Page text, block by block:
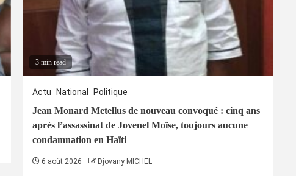
3 min read
Actu National Politique
Jean Monard Metellus de nouveau convoqué : cinq ans
après l’assassinat de Jovenel Moïse, toujours aucune
condamnation en Haïti
6 août 2026 Djovany MICHEL